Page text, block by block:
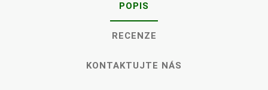
POPIS
RECENZE
KONTAKTUJTE NÁS